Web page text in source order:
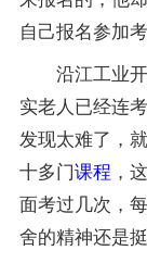
自己报名参加考
沿江工业开
实老人已经连
发现太难了，
十多门课程 ，
面考过几次，
舍的精神还是